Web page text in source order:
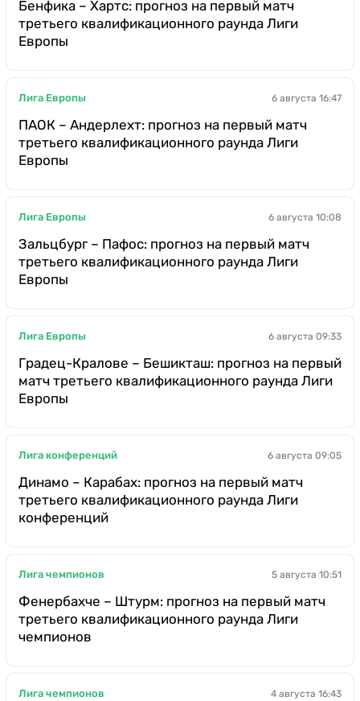
Бенфика – Хартс: прогноз на первый матч
третьего квалификационного раунда Лиги
Европы
Лига Европы 6 августа 16:47
ПАОК – Андерлехт: прогноз на первый матч
третьего квалификационного раунда Лиги
Европы
Лига Европы 6 августа 10:08
Зальцбург – Пафос: прогноз на первый матч
третьего квалификационного раунда Лиги
Европы
Лига Европы 6 августа 09:33
Градец-Кралове – Бешикташ: прогноз на первый
матч третьего квалификационного раунда Лиги
Европы
Лига конференций 6 августа 09:05
Динамо – Карабах: прогноз на первый матч
третьего квалификационного раунда Лиги
конференций
Лига чемпионов 5 августа 10:51
Фенербахче – Штурм: прогноз на первый матч
третьего квалификационного раунда Лиги
чемпионов
Лига чемпионов 4 августа 16:43